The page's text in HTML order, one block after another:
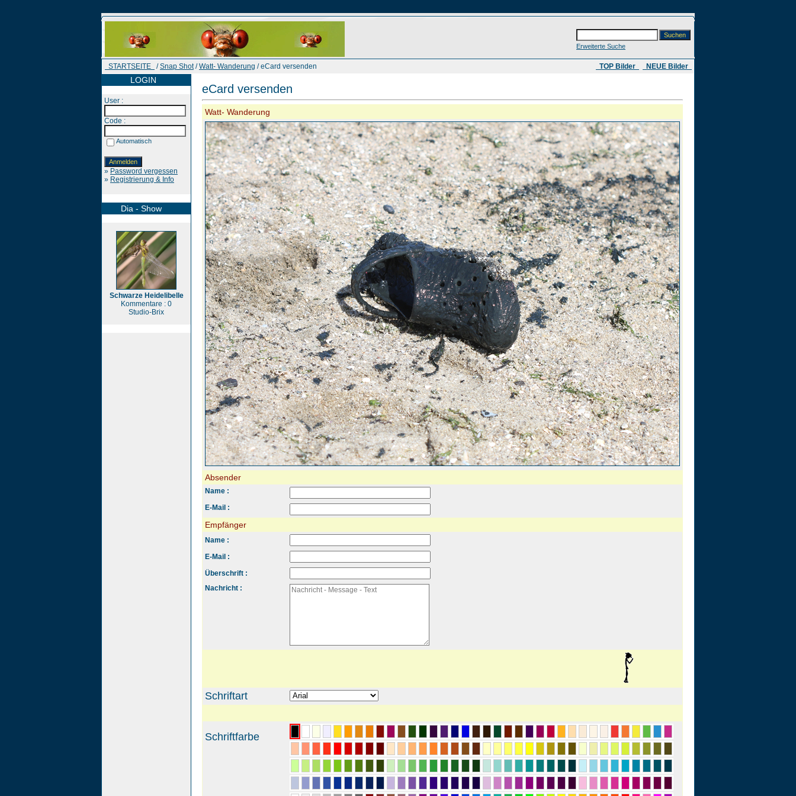
Erweiterte Suche
STARTSEITE /Snap Shot/Watt- Wanderung / eCard versenden ​ TOP Bilder NEUE Bilder
LOGIN
User :
Code :
Automatisch
» Password vergessen
» Registrierung & Info
Dia - Show
Schwarze Heidelibelle
Kommentare : 0
Studio-Brix
eCard versenden
Watt- Wanderung
Absender
Name :
E-Mail :
Empfänger
Name :
E-Mail :
Überschrift :
Nachricht :
Schriftart
Schriftfarbe